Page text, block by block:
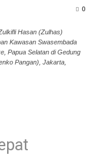
0
Hasan (Zulhas)
Kawasan Swasembada
Papua Selatan di Gedung
Pangan), Jakarta,